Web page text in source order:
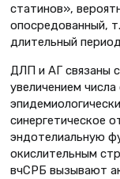
статинов»,
опосредованный,
длительный
ДЛП и АГ связаны
увеличением
синергетическое
эндотелиальную
окислительным
вчСРБ вызывают